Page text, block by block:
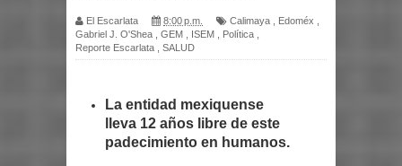
El Escarlata 8:00 p.m. Calimaya Edoméx
Gabriel J. O'Shea
GEM ISEM Política
Reporte Escarlata
SALUD
La entidad mexiquense
lleva 12 años libre de este
padecimiento en humanos.